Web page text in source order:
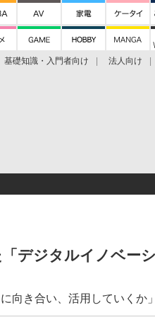
基礎知識・入門者向け 法人向け
デジタルイノベー
向き合い、活用していくか」